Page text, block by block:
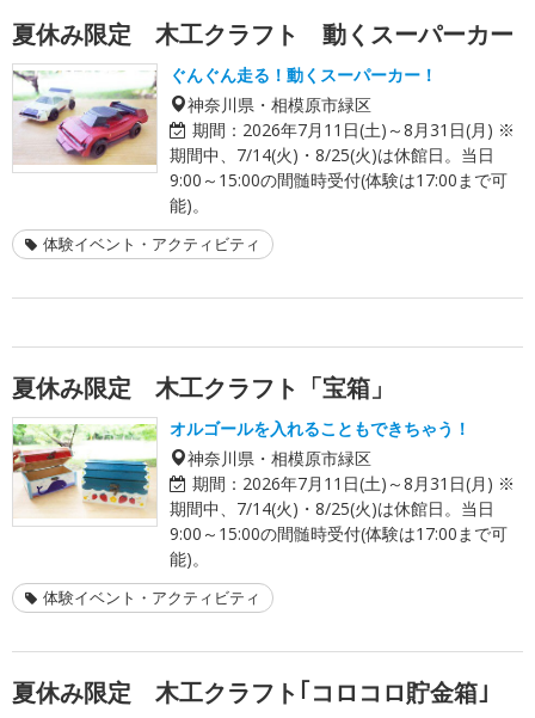
夏休み限定 木工クラフト 動くスーパーカー
ぐんぐん走る！動くスーパーカー！
神奈川県・相模原市緑区
期間： 2026年7月11日(土)～8月31日(月) ※
期間中、7/14(火)・8/25(火)は休館日。当日
9:00～15:00の間髄時受付(体験は17:00まで可
能)。
体験イベント・アクティビティ
夏休み限定 木工クラフト「宝箱」
オルゴールを入れることもできちゃう！
神奈川県・相模原市緑区
期間： 2026年7月11日(土)～8月31日(月) ※
期間中、7/14(火)・8/25(火)は休館日。当日
9:00～15:00の間髄時受付(体験は17:00まで可
能)。
体験イベント・アクティビティ
夏休み限定 木工クラフト｢コロコロ貯金箱｣